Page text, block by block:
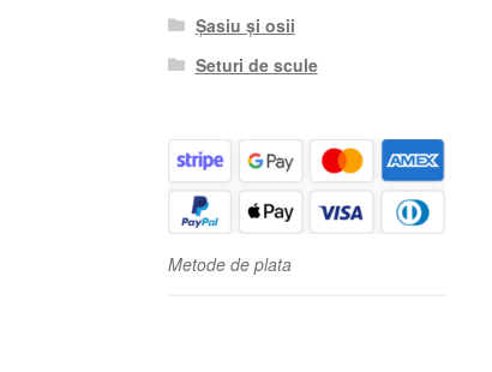
Șasiu și osii
Seturi de scule
Metode de plata